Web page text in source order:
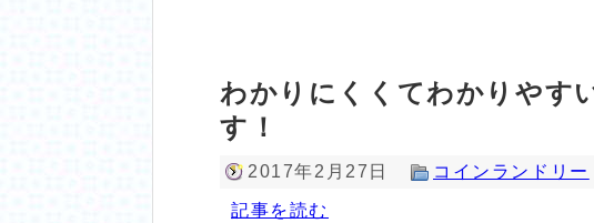
わかりにくくてわかりやす
す！
2017年2月27日 コインランドリー
記事を読む